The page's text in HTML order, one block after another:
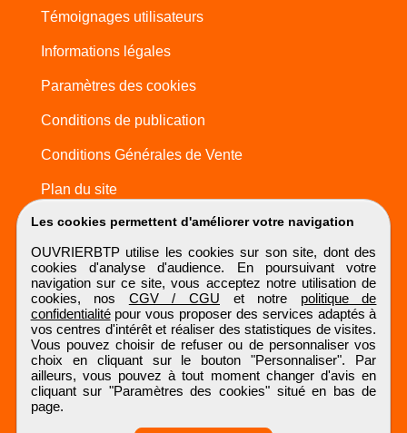
Les cookies permettent d'améliorer votre navigation
OUVRIERBTP utilise les cookies sur son site, dont des
cookies d'analyse d'audience. En poursuivant votre
navigation sur ce site, vous acceptez notre utilisation de
cookies, nos CGV / CGU et notre politique de
confidentialitépour vous proposer des services adaptés à
vos centres d'intérêt et réaliser des statistiques de visites.
Vous pouvez choisir de refuser ou de personnaliser vos
choix en cliquant sur le bouton "Personnaliser". Par
ailleurs, vous pouvez à tout moment changer d'avis en
cliquant sur "Paramètres des cookies" situé en bas de
page.
Témoignages utilisateurs
Informations légales
Paramètres des cookies
Conditions de publication
Conditions Générales de Vente
Plan du site